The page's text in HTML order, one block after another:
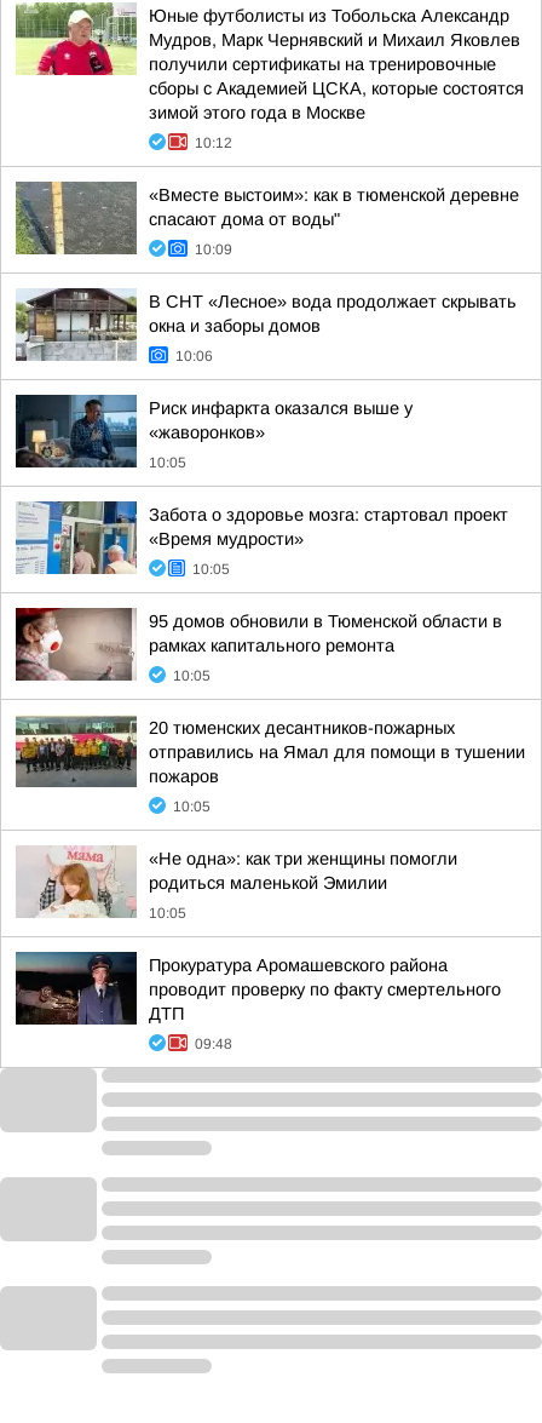
Юные футболисты из Тобольска Александр
Мудров, Марк Чернявский и Михаил Яковлев
получили сертификаты на тренировочные
сборы с Академией ЦСКА, которые состоятся
зимой этого года в Москве
10:12
«Вместе выстоим»: как в тюменской деревне
спасают дома от воды"
10:09
В СНТ «Лесное» вода продолжает скрывать
окна и заборы домов
10:06
Риск инфаркта оказался выше у
«жаворонков»
10:05
Забота о здоровье мозга: стартовал проект
«Время мудрости»
10:05
95 домов обновили в Тюменской области в
рамках капитального ремонта
10:05
20 тюменских десантников-пожарных
отправились на Ямал для помощи в тушении
пожаров
10:05
«Не одна»: как три женщины помогли
родиться маленькой Эмилии
10:05
Прокуратура Аромашевского района
проводит проверку по факту смертельного
ДТП
09:48